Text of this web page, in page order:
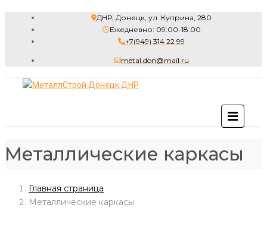
ДНР, Донецк, ул. Куприна, 280
Ежедневно: 09:00-18:00
+7(949) 314 22 99
metal.don@mail.ru
Металлические каркасы
Главная страница
Металлические каркасы